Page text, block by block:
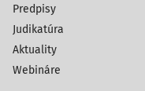
Predpisy
Judikatúra
Aktuality
Webináre